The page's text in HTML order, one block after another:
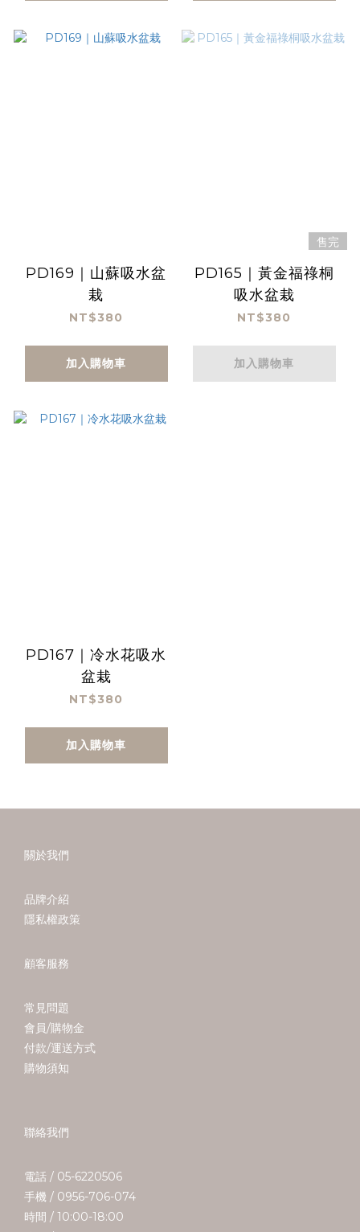
PD169｜山蘇吸水盆
栽
NT$380
加入購物車
售完
PD165｜黃金福祿桐
吸水盆栽
NT$380
加入購物車
PD167｜冷水花吸水
盆栽
NT$380
加入購物車
關於我們
品牌介紹
隱私權政策
顧客服務
常見問題
會員/購物金
付款/運送方式
購物須知
聯絡我們
電話 / 05-6220506
手機 / 0956-706-074
時間 / 10:00-18:00